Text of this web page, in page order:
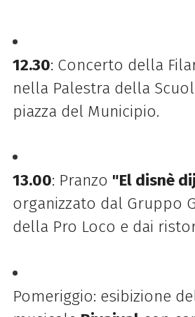
12.30: Concerto della
nella Palestra della
piazza del Municipio.
13.00: Pranzo "El disnè
organizzato dal Gruppo
della Pro Loco e dai
Pomeriggio: esibizione